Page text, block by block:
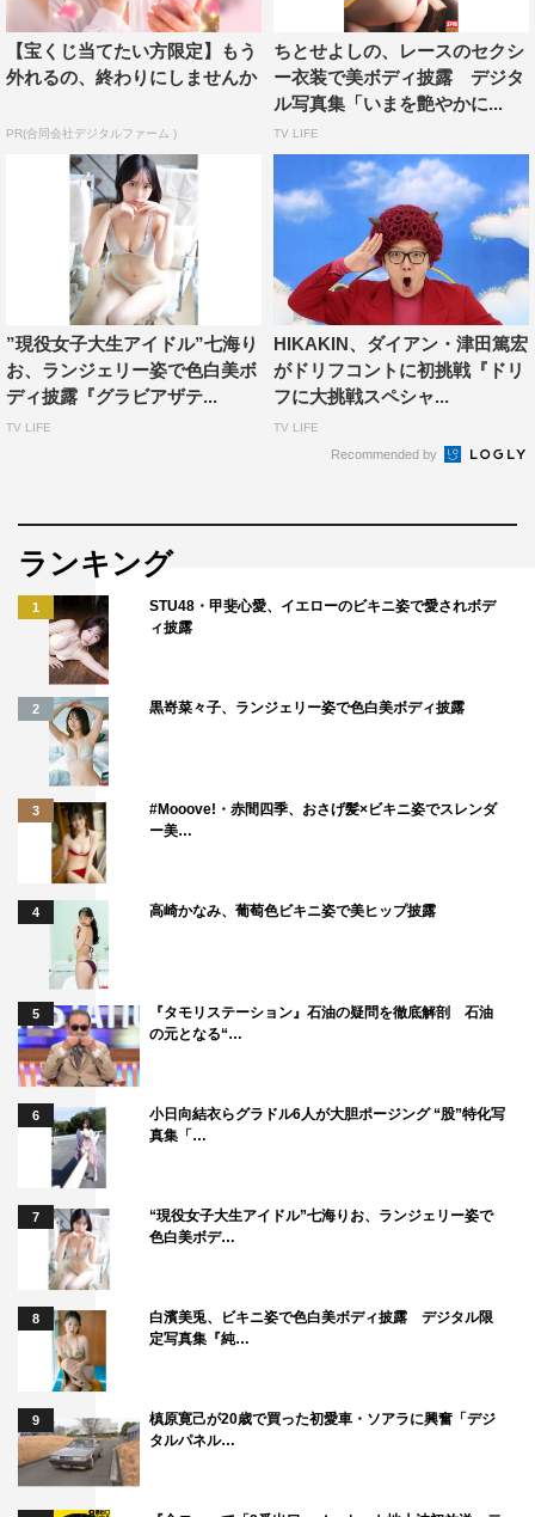
【宝くじ当てたい方限定】もう
外れるの、終わりにしませんか
PR(合同会社デジタルファーム )
ちとせよしの、レースのセクシ
ー衣装で美ボディ披露 デジタ
ル写真集「いまを艶やかに...
TV LIFE
”現役女子大生アイドル”七海り
お、ランジェリー姿で色白美ボ
ディ披露『グラビアザテ...
TV LIFE
HIKAKIN、ダイアン・津田篤宏
がドリフコントに初挑戦『ドリ
フに大挑戦スペシャ...
TV LIFE
Recommended by
ランキング
1
STU48・甲斐心愛、イエローのビキニ姿で愛されボデ
ィ披露
2 黒嵜菜々子、ランジェリー姿で色白美ボディ披露
3
#Mooove!・赤間四季、おさげ髪×ビキニ姿でスレンダ
ー美…
4 高崎かなみ、葡萄色ビキニ姿で美ヒップ披露
5
『タモリステーション』石油の疑問を徹底解剖 石油
の元となる“…
6
小日向結衣らグラドル6人が大胆ポージング “股”特化写
真集「…
7
“現役女子大生アイドル”七海りお、ランジェリー姿で
色白美ボデ…
8
白濱美兎、ビキニ姿で色白美ボディ披露 デジタル限
定写真集『純…
9
槙原寛己が20歳で買った初愛車・ソアラに興奮「デジ
タルパネル…